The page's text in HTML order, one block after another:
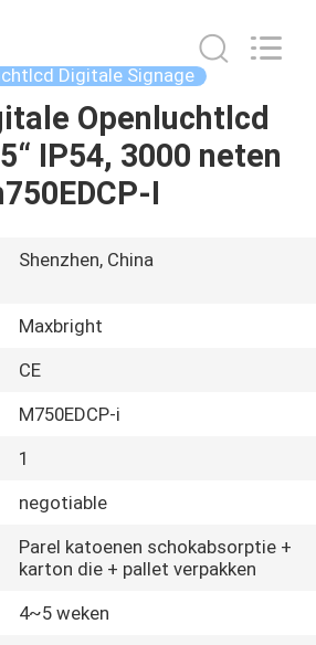
Digitale Signage
Openluchtlcd
IP54, 3000 neten
I
Shenzhen, China
Maxbright
CE
M750EDCP-i
1
negotiable
Parel katoenen schokabsorptie +
karton die + pallet verpakken
4~5 weken